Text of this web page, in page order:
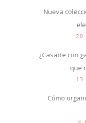
Nueva
20
¿Casarte con
que
13
Cómo